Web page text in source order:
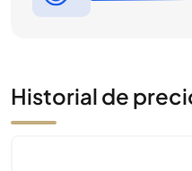
Historial de